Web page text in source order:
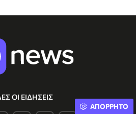
ΟΙ ΕΙΔΗΣΕΙΣ
ΑΠΟΡΡΗΤΟ